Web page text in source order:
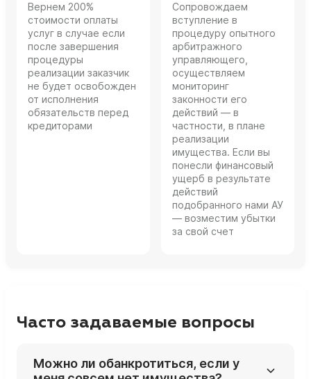
Вернем 200%
стоимости оплаты
услуг в случае если
после завершения
процедуры
реализации заказчик
не будет освобожден
от исполнения
обязательств перед
кредиторами
Сопровождаем
вступление в
процедуру опытного
арбитражного
управляющего,
осуществляем
мониторинг
законности его
действий — в
частности, в плане
реализации
имущества. Если вы
понесли финансовый
ущерб в результате
действий
подобранного нами АУ
— возместим убытки
за свой счет
Часто задаваемые вопросы
Можно ли обанкротиться, если у